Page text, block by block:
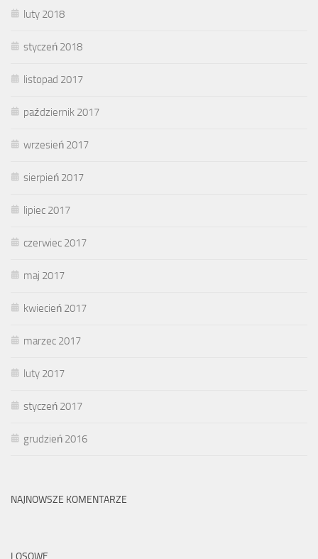
luty 2018
styczeń 2018
listopad 2017
październik 2017
wrzesień 2017
sierpień 2017
lipiec 2017
czerwiec 2017
maj 2017
kwiecień 2017
marzec 2017
luty 2017
styczeń 2017
grudzień 2016
NAJNOWSZE KOMENTARZE
LOSOWE